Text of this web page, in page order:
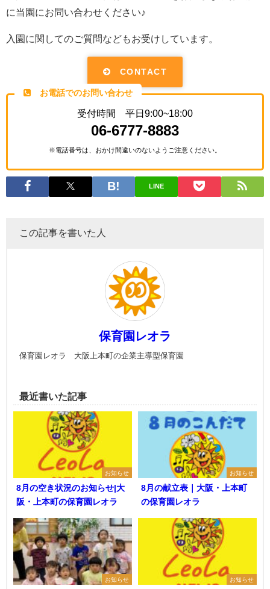
に当園にお問い合わせください♪
入園に関してのご質問などもお受けしています。
CONTACT
お電話でのお問い合わせ
受付時間 平日9:00~18:00
06-6777-8883
※電話番号は、おかけ間違いのないようご注意ください。
LINE
この記事を書いた人
保育園レオラ
保育園レオラ 大阪上本町の企業主導型保育園
最近書いた記事
お知らせ
8月の空き状況のお知らせ|大
阪・上本町の保育園レオラ
お知らせ
8月の献立表｜大阪・上本町
の保育園レオラ
お知らせ お知らせ